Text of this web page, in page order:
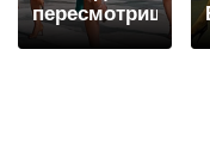
пересмотришь
не раз